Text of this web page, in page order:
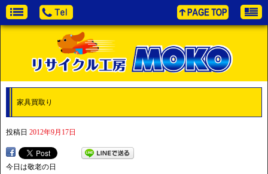
家具買取り
投稿日 2012年9月17日
今日は敬老の日